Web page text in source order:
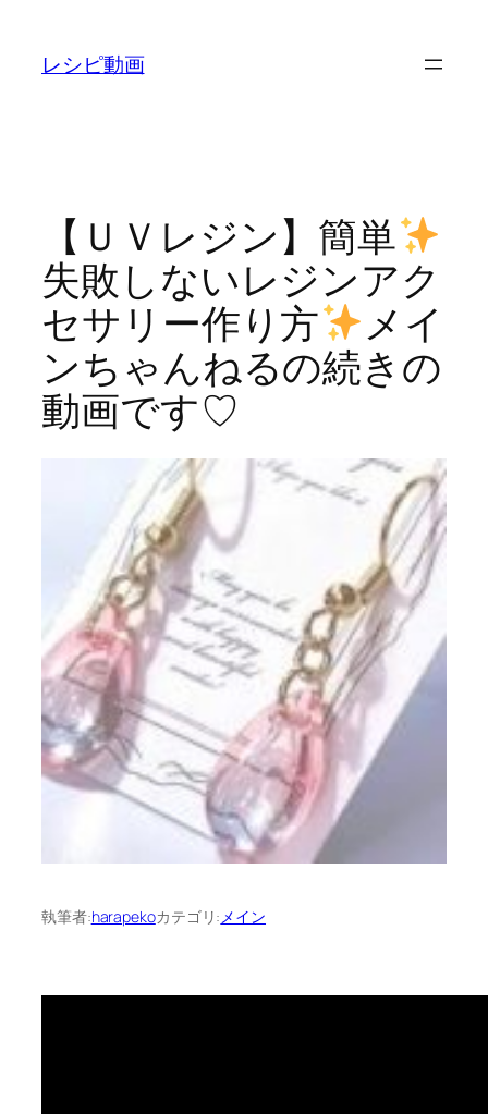
レシピ動画
【ＵＶレジン】簡単
失敗しないレジンアク
セサリー作り方
メイ
ンちゃんねるの続きの
動画です♡
執筆者:harapekoカテゴリ: メイン